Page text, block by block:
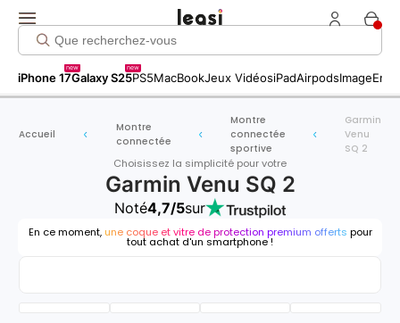
iPhone 17
new
Galaxy S25
new
PS5MacBookJeux VidéosiPadAirpodsImage
Accueil
Montre
connectée
Montre
connectée
sportive
Garmin
Venu
SQ 2
Choisissez la simplicité pour votre
Garmin Venu SQ 2
Noté4,7/5sur
En ce moment, une coque et vitre de protection premium offerts pour
tout achat d'un smartphone !